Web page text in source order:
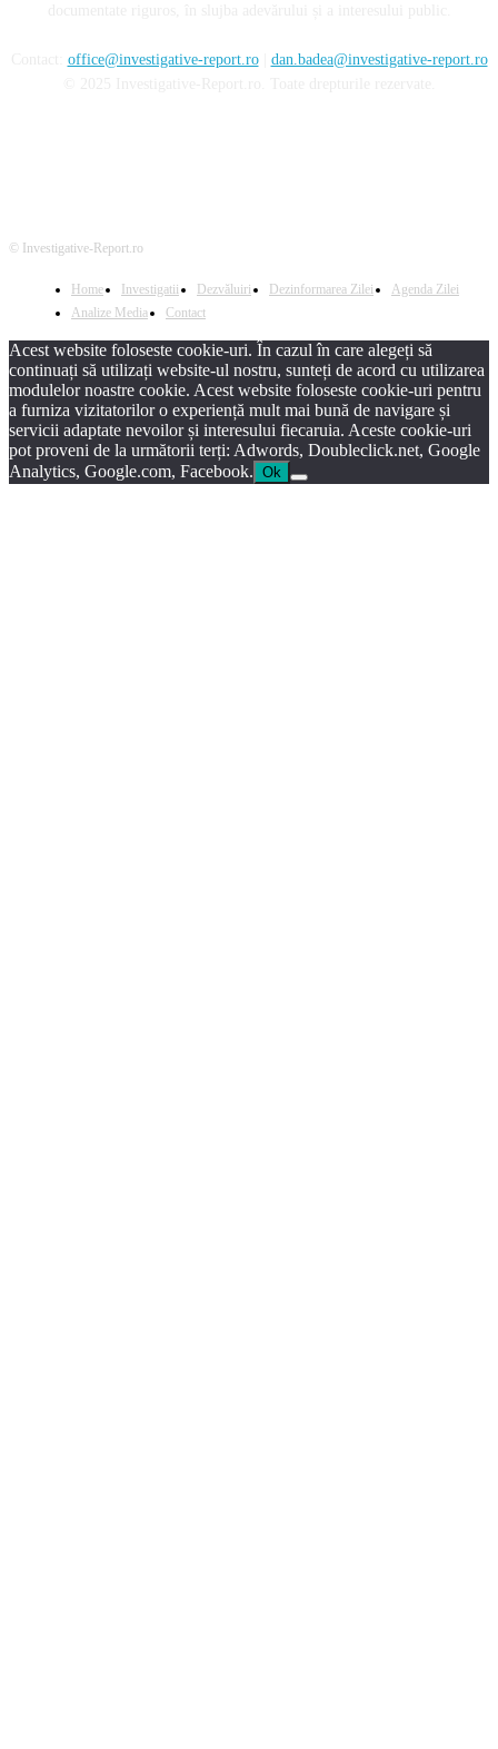
office@investigative-report.ro| dan.badea@investigative-report.ro
© Investigative-Report.ro
Home Investigatii Dezvăluiri Dezinformarea Zilei
Agenda Zilei
Analize Media
Contact
Acest website foloseste cookie-uri. În cazul în care alegeți să
continuați să utilizați website-ul nostru, sunteți de acord cu utilizarea
modulelor noastre cookie. Acest website foloseste cookie-uri pentru
a furniza vizitatorilor o experiență mult mai bună de navigare și
servicii adaptate nevoilor și interesului fiecaruia. Aceste cookie-uri
pot proveni de la următorii terți: Adwords, Doubleclick.net, Google
Analytics, Google.com, Facebook. Ok